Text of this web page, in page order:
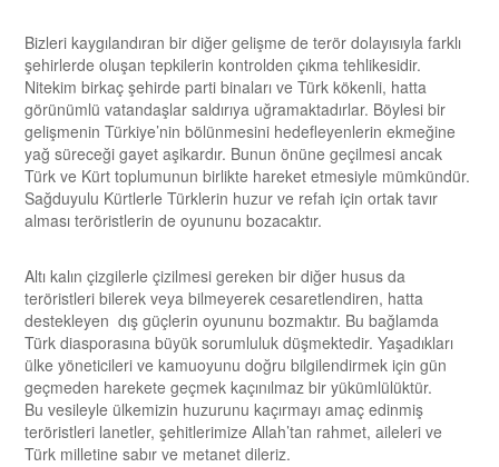
Bizleri kaygılandıran bir diğer gelişme de terör dolayısıyla farklı
şehirlerde oluşan tepkilerin kontrolden çıkma tehlikesidir.
Nitekim birkaç şehirde parti binaları ve Türk kökenli, hatta
görünümlü vatandaşlar saldırıya uğramaktadırlar. Böylesi bir
gelişmenin Türkiye’nin bölünmesini hedefleyenlerin ekmeğine
yağ süreceği gayet aşikardır. Bunun önüne geçilmesi ancak
Türk ve Kürt toplumunun birlikte hareket etmesiyle mümkündür.
Sağduyulu Kürtlerle Türklerin huzur ve refah için ortak tavır
alması teröristlerin de oyununu bozacaktır.
Altı kalın çizgilerle çizilmesi gereken bir diğer husus da
teröristleri bilerek veya bilmeyerek cesaretlendiren, hatta
destekleyen dış güçlerin oyununu bozmaktır. Bu bağlamda
Türk diasporasına büyük sorumluluk düşmektedir. Yaşadıkları
ülke yöneticileri ve kamuoyunu doğru bilgilendirmek için gün
geçmeden harekete geçmek kaçınılmaz bir yükümlülüktür.
Bu vesileyle ülkemizin huzurunu kaçırmayı amaç edinmiş
teröristleri lanetler, şehitlerimize Allah’tan rahmet, aileleri ve
Türk milletine sabır ve metanet dileriz.